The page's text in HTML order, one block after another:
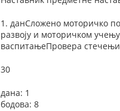
1. данСложено моторичко
развоју и моторичком
васпитањеПровера
30
дана: 1
бодова: 8